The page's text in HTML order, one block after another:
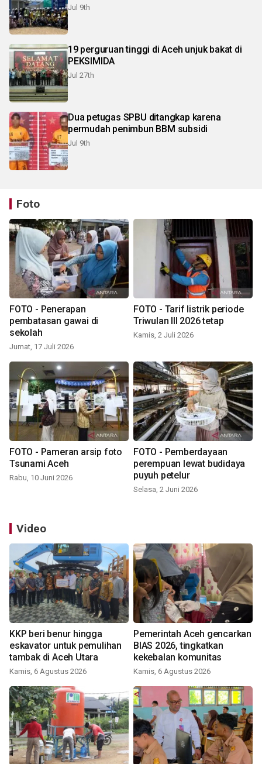
Jul 9th
19 perguruan tinggi di Aceh unjuk bakat di
PEKSIMIDA
Jul 27th
Dua petugas SPBU ditangkap karena
permudah penimbun BBM subsidi
Jul 9th
Foto
FOTO - Penerapan
pembatasan gawai di
sekolah
Jumat, 17 Juli 2026
FOTO - Tarif listrik periode
Triwulan III 2026 tetap
Kamis, 2 Juli 2026
FOTO - Pameran arsip foto
Tsunami Aceh
Rabu, 10 Juni 2026
FOTO - Pemberdayaan
perempuan lewat budidaya
puyuh petelur
Selasa, 2 Juni 2026
Video
KKP beri benur hingga
eskavator untuk pemulihan
tambak di Aceh Utara
Kamis, 6 Agustus 2026
Pemerintah Aceh gencarkan
BIAS 2026, tingkatkan
kekebalan komunitas
Kamis, 6 Agustus 2026